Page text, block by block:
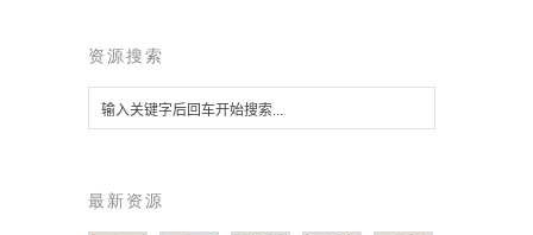
资源搜索
最新资源